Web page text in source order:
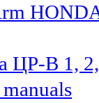
ЦР-В 1,